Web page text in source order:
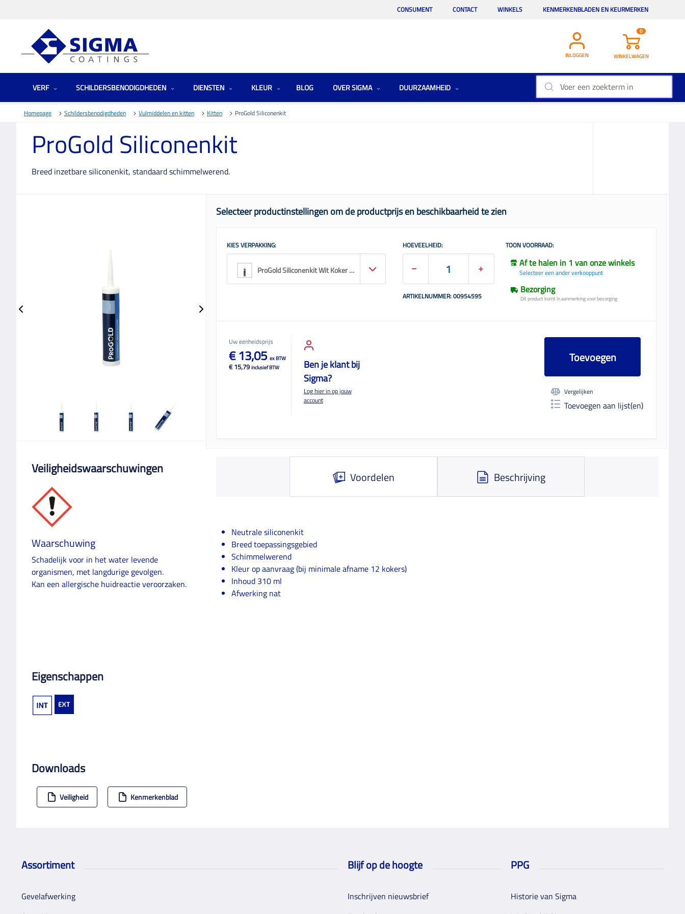
CONSUMENT CONTACT WINKELS KENMERKENBLADEN EN KEURMERKEN
INLOGGEN
0
WINKELWAGEN
VERF SCHILDERSBENODIGDHEDEN DIENSTEN KLEUR BLOG OVER SIGMA DUURZAAMHEID
Homepage Schildersbenodigdheden Vulmiddelen en kitten Kitten ProGold Siliconenkit
ProGold Siliconenkit
Breed inzetbare siliconenkit, standaard schimmelwerend.
Veiligheidswaarschuwingen
Waarschuwing
Schadelijk voor in het water levende
organismen, met langdurige gevolgen.
Kan een allergische huidreactie veroorzaken.
Eigenschappen
Downloads
Veiligheid Kenmerkenblad
Selecteer productinstellingen om de productprijs en beschikbaarheid te zien
KIES VERPAKKING:
ProGold Siliconenkit Wit Koker 310ML
HOEVEELHEID:
ARTIKELNUMMER: 00954595
TOON VOORRAAD:
Af te halen in 1 van onze winkels
Selecteer een ander verkooppunt
Bezorging
Dit product komt in aanmerking voor bezorging
Uw eenheidsprijs
€ 15,79inclusief BTW
€ 13,05 ex BTW
Ben je klant bij
Sigma?
Log hier in op jouw
account
Toevoegen
Vergelijken
Toevoegen aan lijst(en)
Voordelen Beschrijving
Neutrale siliconenkit
Breed toepassingsgebied
Schimmelwerend
Kleur op aanvraag (bij minimale afname 12 kokers)
Inhoud 310 ml
Afwerking nat
Assortiment
Gevelafwerking
Blijf op de hoogte
Inschrijven nieuwsbrief
PPG
Historie van Sigma